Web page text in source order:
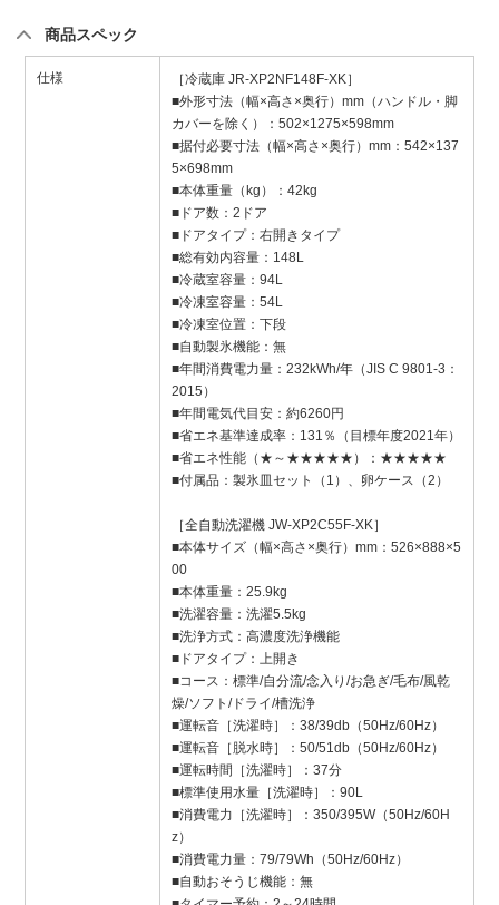
商品スペック
仕様
［冷蔵庫 JR-XP2NF148F-XK］
■外形寸法（幅×高さ×奥行）mm（ハンドル・脚
カバーを除く）：502×1275×598mm
■据付必要寸法（幅×高さ×奥行）mm：542×137
5×698mm
■本体重量（kg）：42kg
■ドア数：2ドア
■ドアタイプ：右開きタイプ
■総有効内容量：148L
■冷蔵室容量：94L
■冷凍室容量：54L
■冷凍室位置：下段
■自動製氷機能：無
■年間消費電力量：232kWh/年（JIS C 9801-3：
2015）
■年間電気代目安：約6260円
■省エネ基準達成率：131％（目標年度2021年）
■省エネ性能（★～★★★★★）：★★★★★
■付属品：製氷皿セット（1）、卵ケース（2）
［全自動洗濯機 JW-XP2C55F-XK］
■本体サイズ（幅×高さ×奥行）mm：526×888×5
00
■本体重量：25.9kg
■洗濯容量：洗濯5.5kg
■洗浄方式：高濃度洗浄機能
■ドアタイプ：上開き
■コース：標準/自分流/念入り/お急ぎ/毛布/風乾
燥/ソフト/ドライ/槽洗浄
■運転音［洗濯時］：38/39db（50Hz/60Hz）
■運転音［脱水時］：50/51db（50Hz/60Hz）
■運転時間［洗濯時］：37分
■標準使用水量［洗濯時］：90L
■消費電力［洗濯時］：350/395W（50Hz/60H
z）
■消費電力量：79/79Wh（50Hz/60Hz）
■自動おそうじ機能：無